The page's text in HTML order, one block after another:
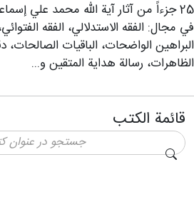
25 جزءاً من آثار آية الله محمد علي
في مجال: الفقه الاستدلالي، الفقه
البراهين الواضحات، الباقيات الصالحات،
الظاهرات، رسالة هداية المتقين و...
قائمة الكتب